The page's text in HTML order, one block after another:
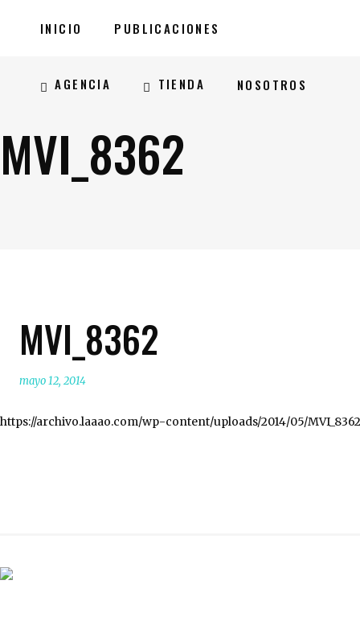
INICIO PUBLICACIONES
AGENCIA TIENDA NOSOTROS
MVI_8362
MVI_8362
mayo 12, 2014
https://archivo.laaao.com/wp-content/uploads/2014/05/